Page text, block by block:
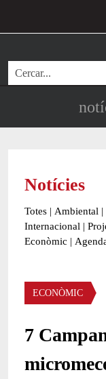
Cerca
Notícies
Totes | Ambiental |
Internacional |
Econòmic |
Àmbit de la notícia
ECONÒMIC
7